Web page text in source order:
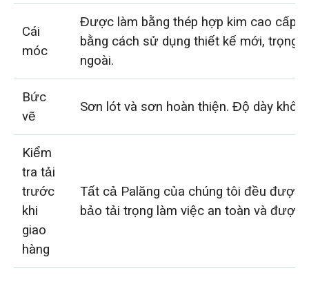
Cái
móc
Được làm bằng thép hợp kim cao cấp,
bằng cách sử dụng thiết kế mới, trọng
ngoài.
Bức
vẽ
Sơn lót và sơn hoàn thiện. Độ dày
Kiểm
tra tải
trước
khi
giao
hàng
Tất cả Palăng của chúng tôi đều được
bảo tải trọng làm việc an toàn và